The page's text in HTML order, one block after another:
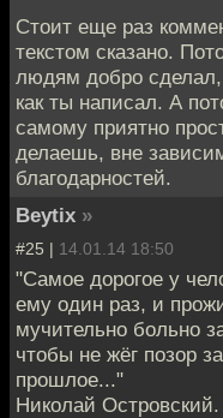
Стоит еще раз
текстом сказано.
людям добро
как ты написал. А
самому приятно
делаешь, вне
благодарностей.
Beytix »
#25 | 14.01.14 18:50
"Самое дорогое у
ему один раз, и
мучительно больно
чтобы не жёг позор
прошлое..."
Николай